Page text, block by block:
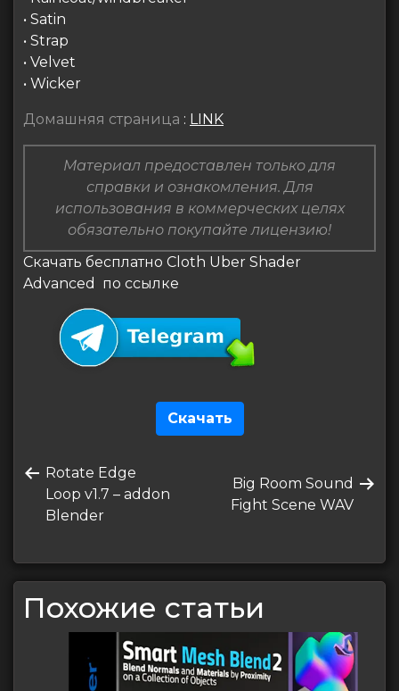
• Satin
• Strap
• Velvet
• Wicker
Домашняя страница : LINK
Материал предоставлен только для
справки и ознакомления. Для
использования в коммерческих целях
обязательно покупайте лицензию!
Скачать бесплатно Cloth Uber Shader
Advanced по ссылке
Скачать
по
записям
Предыдущая
запись
Rotate Edge
Loop v1.7 – addon
Blender
Следующая
запись
Big Room Sound
Fight Scene WAV
Похожие статьи